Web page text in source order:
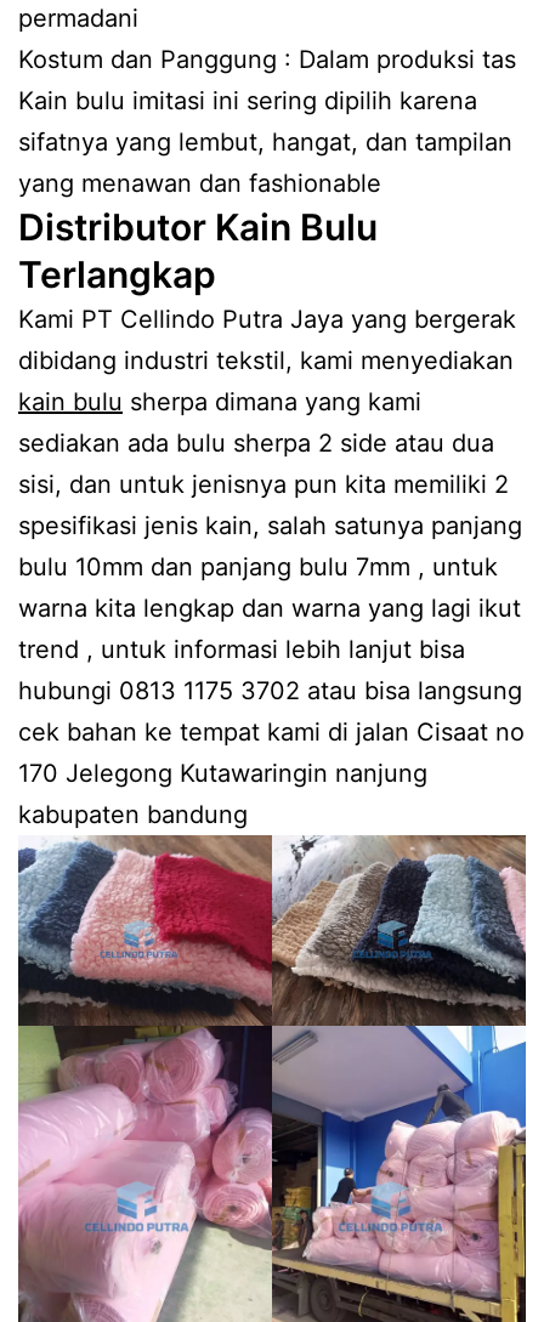
permadani
Kostum dan Panggung : Dalam produksi tas
Kain bulu imitasi ini sering dipilih karena
sifatnya yang lembut, hangat, dan tampilan
yang menawan dan fashionable
Distributor Kain Bulu
Terlangkap
Kami PT Cellindo Putra Jaya yang bergerak
dibidang industri tekstil, kami menyediakan
kain bulu sherpa dimana yang kami
sediakan ada bulu sherpa 2 side atau dua
sisi, dan untuk jenisnya pun kita memiliki 2
spesifikasi jenis kain, salah satunya panjang
bulu 10mm dan panjang bulu 7mm , untuk
warna kita lengkap dan warna yang lagi ikut
trend , untuk informasi lebih lanjut bisa
hubungi 0813 1175 3702 atau bisa langsung
cek bahan ke tempat kami di jalan Cisaat no
170 Jelegong Kutawaringin nanjung
kabupaten bandung